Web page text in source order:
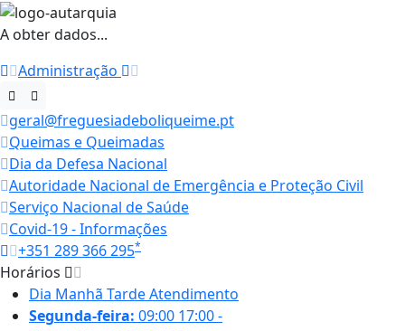
A obter dados...
Administração
geral@freguesiadeboliqueime.pt
Queimas e Queimadas
Dia da Defesa Nacional
Autoridade Nacional de Emergência e Proteção Civil
Serviço Nacional de Saúde
Covid-19 - Informações
+351 289 366 295*
Horários
Dia Manhã TardeAtendimento
Segunda-feira: 09:00 17:00-